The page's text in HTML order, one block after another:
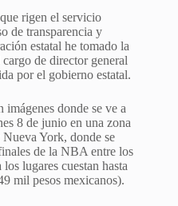
rigen el servicio
de transparencia y
estatal he tomado la
de director general
por el gobierno estatal.
donde se ve a
8 de junio en una zona
York, donde se
de la NBA entre los
lugares cuestan hasta
mil pesos mexicanos).